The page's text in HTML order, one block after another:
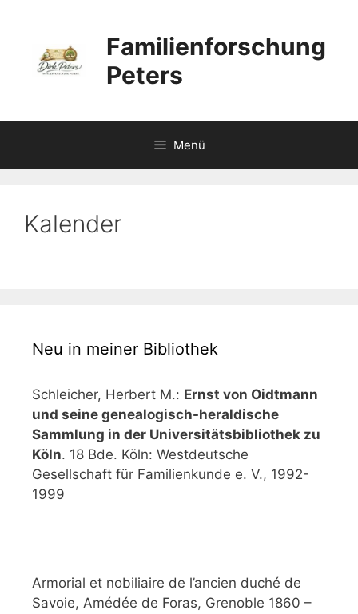
springen
Familienforschung
Peters
Menü
Kalender
Neu in meiner Bibliothek
Schleicher, Herbert M.: Ernst von Oidtmann
und seine genealogisch-heraldische
Sammlung in der Universitätsbibliothek zu
Köln. 18 Bde. Köln: Westdeutsche
Gesellschaft für Familienkunde e. V., 1992-
1999
Armorial et nobiliaire de l’ancien duché de
Savoie, Amédée de Foras, Grenoble 1860 –